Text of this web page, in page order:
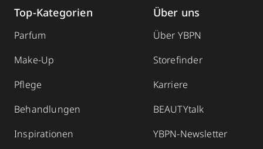
Top-Kategorien
Parfum
Make-Up
Pflege
Behandlungen
Inspirationen
Über uns
Über YBPN
Storefinder
Karriere
BEAUTYtalk
YBPN-Newsletter